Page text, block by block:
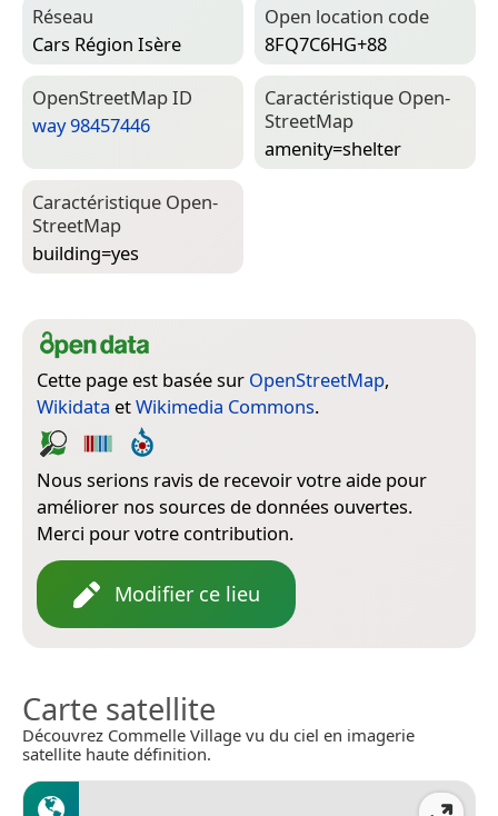
Réseau
Cars Région Isère
Open location code
8FQ7C6HG+88
Open­Street­Map ID
way 98457446
Caractéristique Open­
Street­Map
amenity=­shelter
Caractéristique Open­
Street­Map
building=­yes
Cette page est basée sur OpenStreetMap,
Wikidata etWikimedia Commons.
Nous serions ravis de recevoir votre aide pour
améliorer nos sources de données ouvertes.
Merci pour votre contribution.
Modifier ce lieu
Carte satellite
Découvrez Commelle Village vu du ciel en imagerie
satellite haute définition.